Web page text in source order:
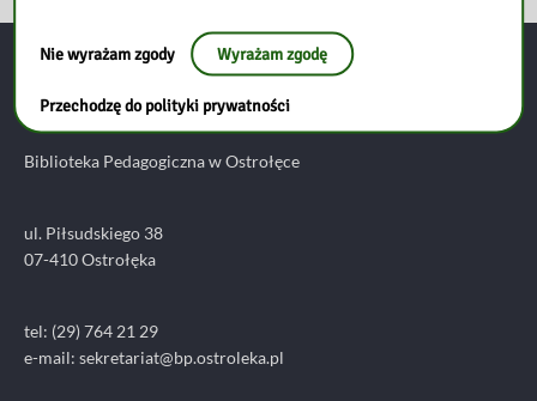
ДЛЯ
УКРАЇНИ
Biblioteka Pedagogiczna w Ostrołęce
ul. Piłsudskiego 38
07-410 Ostrołęka
tel: (29) 764 21 29
e-mail: sekretariat@bp.ostroleka.pl
Nie wyrażam zgody Wyrażam zgodę
Przechodzę do polityki prywatności